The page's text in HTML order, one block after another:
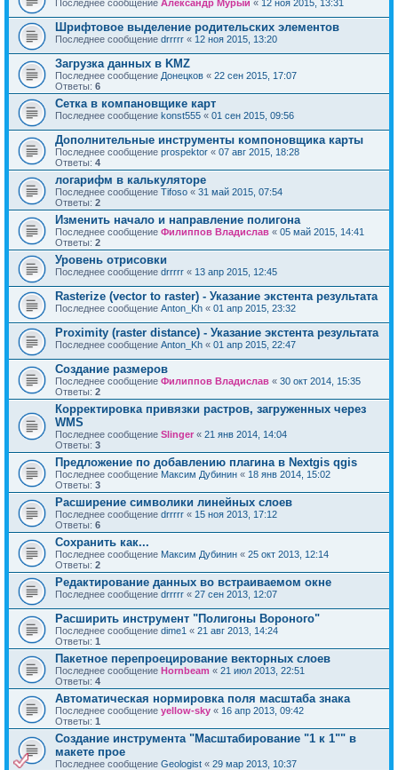
Последнее сообщение Александр Мурый « 12 ноя 2015, 13:31
Шрифтовое выделение родительских элементов
Последнее сообщение drrrrr « 12 ноя 2015, 13:20
Загрузка данных в KMZ
Последнее сообщение Донецков « 22 сен 2015, 17:07
Ответы: 6
Сетка в компановщике карт
Последнее сообщение konst555 « 01 сен 2015, 09:56
Дополнительные инструменты компоновщика карты
Последнее сообщение prospektor « 07 авг 2015, 18:28
Ответы: 4
логарифм в калькуляторе
Последнее сообщение Tifoso « 31 май 2015, 07:54
Ответы: 2
Изменить начало и направление полигона
Последнее сообщение Филиппов Владислав « 05 май 2015, 14:41
Ответы: 2
Уровень отрисовки
Последнее сообщение drrrrr « 13 апр 2015, 12:45
Rasterize (vector to raster) - Указание экстента результата
Последнее сообщение Anton_Kh « 01 апр 2015, 23:32
Proximity (raster distance) - Указание экстента результата
Последнее сообщение Anton_Kh « 01 апр 2015, 22:47
Создание размеров
Последнее сообщение Филиппов Владислав « 30 окт 2014, 15:35
Ответы: 2
Корректировка привязки растров, загруженных через
WMS
Последнее сообщение Slinger « 21 янв 2014, 14:04
Ответы: 3
Предложение по добавлению плагина в Nextgis qgis
Последнее сообщение Максим Дубинин « 18 янв 2014, 15:02
Ответы: 3
Расширение символики линейных слоев
Последнее сообщение drrrrr « 15 ноя 2013, 17:12
Ответы: 6
Сохранить как...
Последнее сообщение Максим Дубинин « 25 окт 2013, 12:14
Ответы: 2
Редактирование данных во встраиваемом окне
Последнее сообщение drrrrr « 27 сен 2013, 12:07
Расширить инструмент "Полигоны Вороного"
Последнее сообщение dime1 « 21 авг 2013, 14:24
Ответы: 1
Пакетное перепроецирование векторных слоев
Последнее сообщение Hornbeam « 21 июл 2013, 22:51
Ответы: 4
Автоматическая нормировка поля масштаба знака
Последнее сообщение yellow-sky « 16 апр 2013, 09:42
Ответы: 1
Создание инструмента "Масштабирование "1 к 1"" в
макете прое
Последнее сообщение Geologist « 29 мар 2013, 10:37